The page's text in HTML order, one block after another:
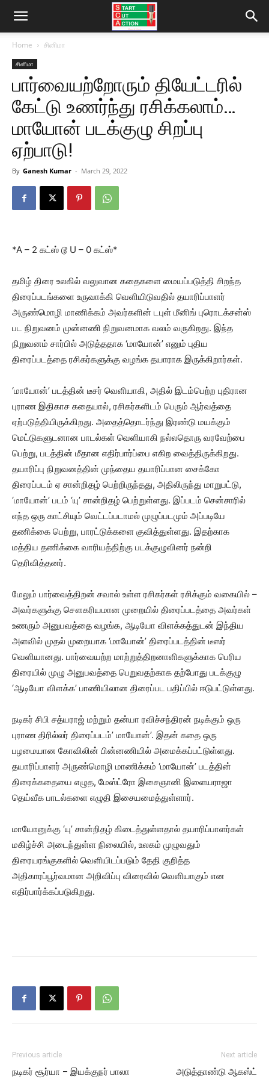
Home சினிமா
சினிமா
பார்வையற்றோரும் தியேட்டரில்
கேட்டு உணர்ந்து ரசிக்கலாம்…
மாயோன் படக்குழு சிறப்பு
ஏற்பாடு!
By Ganesh Kumar - March 29, 2022
*A – 2 கட்ஸ் டூ U – 0 கட்ஸ்*
தமிழ் திரை உலகில் வலுவான கதைகளை மையப்படுத்தி சிறந்த
திரைப்படங்களை உருவாக்கி வெளியிடுவதில் தயாரிப்பாளர்
அருண்மொழி மாணிக்கம் அவர்களின் டபுள் மீனிங் புரொடக்சன்ஸ்
பட நிறுவனம் முன்னணி நிறுவனமாக வலம் வருகிறது. இந்த
நிறுவனம் சார்பில் அடுத்ததாக ‘மாயோன்’ எனும் புதிய
திரைப்படத்தை ரசிகர்களுக்கு வழங்க தயாராக இருக்கிறார்கள்.
‘மாயோன்’ படத்தின் டீசர் வெளியாகி, அதில் இடம்பெற்ற புதிரான
புராண இதிகாச கதையால், ரசிகர்களிடம் பெரும் ஆர்வத்தை
ஏற்படுத்தியிருக்கிறது. அதைத்தொடர்ந்து இரண்டு மயக்கும்
மெட்டுகளுடனான பாடல்கள் வெளியாகி நல்லதொரு வரவேற்பை
பெற்று, படத்தின் மீதான எதிர்பார்ப்பை எகிற வைத்திருக்கிறது.
தயாரிப்பு நிறுவனத்தின் முந்தைய தயாரிப்பான சைக்கோ
திரைப்படம் ஏ சான்றிதழ் பெற்றிருந்தது, அதிலிருந்து மாறுபட்டு,
‘மாயோன்’ படம் ‘யு’ சான்றிதழ் பெற்றுள்ளது. இப்படம் சென்சாரில்
எந்த ஒரு காட்சியும் வெட்டப்படாமல் முழுப்படமும் அப்படியே
தணிக்கை பெற்று, பாரட்டுக்களை குவித்துள்ளது. இதற்காக
மத்திய தணிக்கை வாரியத்திற்கு படக்குழுவினர் நன்றி
தெரிவித்தனர்.
மேலும் பார்வைத்திறன் சவால் உள்ள ரசிகர்கள் ரசிக்கும் வகையில் –
அவர்களுக்கு சௌகரியமான முறையில் திரைப்படத்தை அவர்கள்
உணரும் அனுபவத்தை வழங்க, ஆடியோ விளக்கத்துடன் இந்திய
அளவில் முதல் முறையாக ‘மாயோன்’ திரைப்படத்தின் டீஸர்
வெளியானது. பார்வையற்ற மாற்றுத்திறனாளிகளுக்காக பெரிய
திரையில் முழு அனுபவத்தை பெறுவதற்காக தற்போது படக்குழு
‘ஆடியோ விளக்க’ பாணியிலான திரைப்பட பதிப்பில் ஈடுபட்டுள்ளது.
நடிகர் சிபி சத்யராஜ் மற்றும் தன்யா ரவிச்சந்திரன் நடிக்கும் ஒரு
புராண திரில்லர் திரைப்படம்’ மாயோன்’. இதன் கதை ஒரு
பழமையான கோவிலின் பின்னணியில் அமைக்கப்பட்டுள்ளது.
தயாரிப்பாளர் அருண்மொழி மாணிக்கம் ‘மாயோன்’ படத்தின்
திரைக்கதையை எழுத, மேஸ்ட்ரோ இசைஞானி இளையராஜா
தெய்வீக பாடல்களை எழுதி இசையமைத்துள்ளார்.
மாயோனுக்கு ‘யு’ சான்றிதழ் கிடைத்துள்ளதால் தயாரிப்பாளர்கள்
மகிழ்ச்சி அடைந்துள்ள நிலையில், உலகம் முழுவதும்
திரையரங்குகளில் வெளியிடப்படும் தேதி குறித்த
அதிகாரப்பூர்வமான அறிவிப்பு விரைவில் வெளியாகும் என
எதிர்பார்க்கப்படுகிறது.
Previous article
நடிகர் சூர்யா – இயக்குநர் பாலா
Next article
அடுத்தாண்டு ஆகஸ்ட்